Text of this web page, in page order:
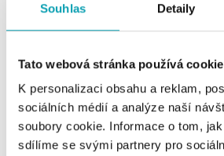
Souhlas Detaily
Tato webová stránka používá
K personalizaci obsahu a reklam,
sociálních médií a analýze naší
soubory cookie. Informace o tom,
sdílíme se svými partnery pro